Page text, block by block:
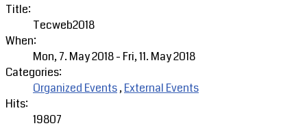
Title:
Tecweb2018
When:
Mon, 7. May 2018- Fri, 11. May 2018
Categories:
Organized Events,External Events
Hits:
19807